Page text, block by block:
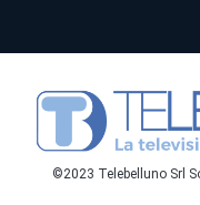
©2023 Telebelluno Srl